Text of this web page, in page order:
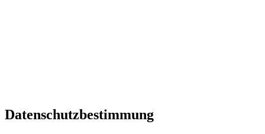
Datenschutzbestimmung